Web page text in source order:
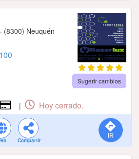
(8300) Neuquén
Sugerir cambios
| Hoy cerrado.
Compartir